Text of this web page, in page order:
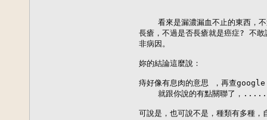
看來是漏濃漏血不止的東西，
長瘡，不過是否長瘡就是癌症? 不敢
非病因。
妳的結論這麼說：
痔好像有息肉的意思 ，再查google
    就跟你說的有點關聯了，.....
可說是，也可說不是，種類有多種，